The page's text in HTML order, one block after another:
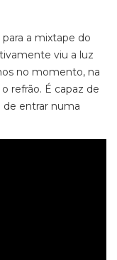
a mixtape do
viu a luz
no momento, na
refrão. É capaz de
entrar numa